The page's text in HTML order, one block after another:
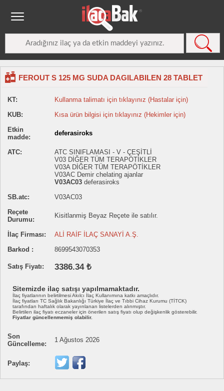
FEROUT S 125 MG SUDA DAGILABILEN 28 TABLET
KT:
Kullanma talimatı için tıklayınız (Hastalar için)
KUB:
Kısa ürün bilgisi için tıklayınız (Hekimler için)
Etkin
madde:
deferasiroks
ATC:
ATC SINIFLAMASI - V - ÇEŞİTLİ
V03 DİĞER TÜM TERAPÖTİKLER
V03A DİĞER TÜM TERAPÖTİKLER
V03AC Demir chelating ajanlar
V03AC03 deferasiroks
SB.atc:
V03AC03
Reçete
Durumu:
Kisitlanmiş Beyaz Reçete ile satılır.
İlaç Firması:
ALİ RAİF İLAÇ SANAYİ A.Ş.
Barkod :
8699543070353
Satış Fiyatı: 3386.34 ₺
Sitemizde ilaç satışı yapılmamaktadır.
İlaç fiyatlarının belirtilmesi Akılcı İlaç Kullanımına katkı amaçlıdır.
İlaç fiyatları TC Sağlık Bakanlığı Türkiye İlaç ve Tıbbi Cihaz Kurumu (TİTCK)
tarafından haftalık olarak yayınlanan listelerden alınmıştır.
Belirtilen ilaç fiyatı eczaneler için önerilen satış fiyatı olup değişkenlik gösterebilir.
Fiyatlar güncellenmemiş olabilir.
Son
Güncelleme:
1 Ağustos 2026
Paylaş: